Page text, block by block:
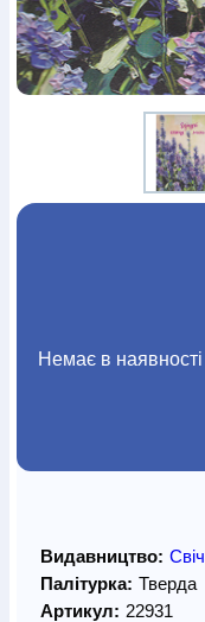
Книга в
За додатковою
(097) 880-6379
Немає в наявності
Видавництво:
Палітурка: Тверда
Артикул: 22931